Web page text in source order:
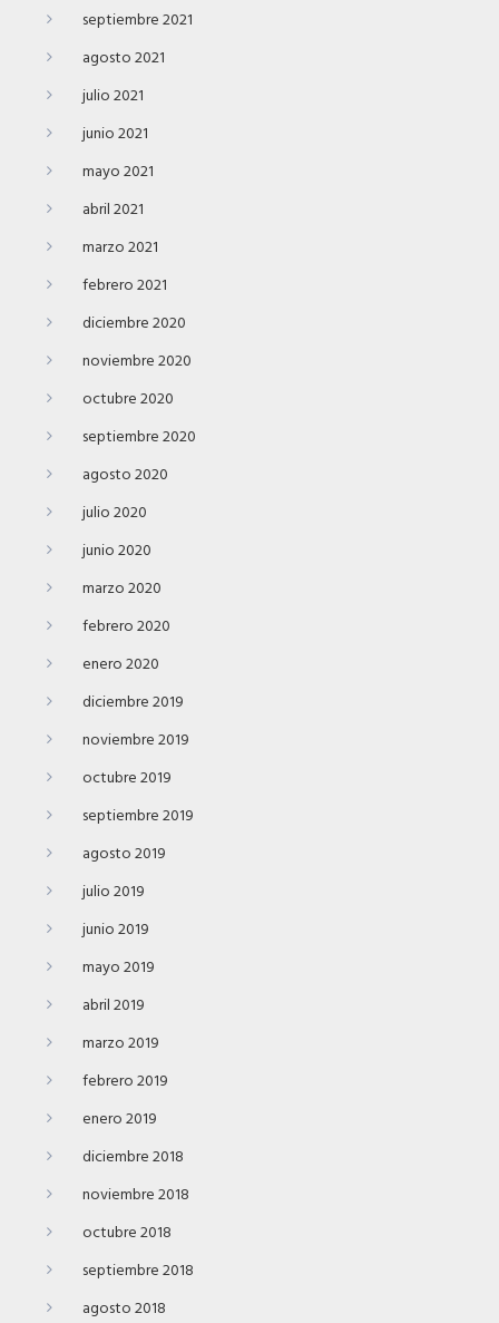
septiembre 2021
agosto 2021
julio 2021
junio 2021
mayo 2021
abril 2021
marzo 2021
febrero 2021
diciembre 2020
noviembre 2020
octubre 2020
septiembre 2020
agosto 2020
julio 2020
junio 2020
marzo 2020
febrero 2020
enero 2020
diciembre 2019
noviembre 2019
octubre 2019
septiembre 2019
agosto 2019
julio 2019
junio 2019
mayo 2019
abril 2019
marzo 2019
febrero 2019
enero 2019
diciembre 2018
noviembre 2018
octubre 2018
septiembre 2018
agosto 2018